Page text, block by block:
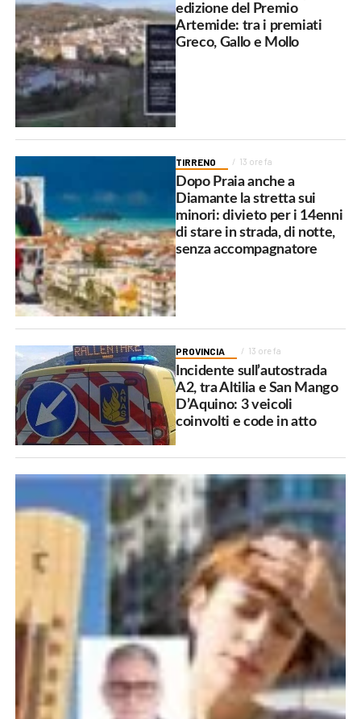
edizione del Premio
Artemide: tra i premiati
Greco, Gallo e Mollo
TIRRENO 13 ore fa
Dopo Praia anche a
Diamante la stretta sui
minori: divieto per i 14enni
di stare in strada, di notte,
senza accompagnatore
PROVINCIA 13 ore fa
Incidente sull’autostrada
A2, tra Altilia e San Mango
D’Aquino: 3 veicoli
coinvolti e code in atto